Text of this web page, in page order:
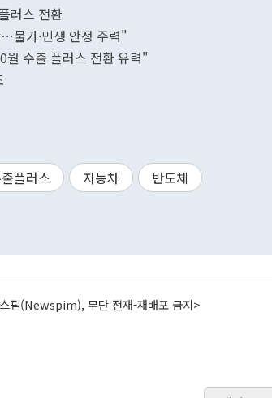
러스 전환
물가·민생 안정 주력"
월 수출 플러스 전환 유력"
플러스 자동차
반도체
핌(Newspim), 무단 전재-재배포 금지>